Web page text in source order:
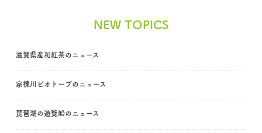
NEW TOPICS
滋賀県産和紅茶のニュース
家棟川ビオトープのニュース
琵琶湖の遊覧船のニュース